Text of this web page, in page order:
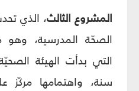
المشروع الثالث، الذي
الصحّة المدرسية،
سنة، واهتمامها مركّز